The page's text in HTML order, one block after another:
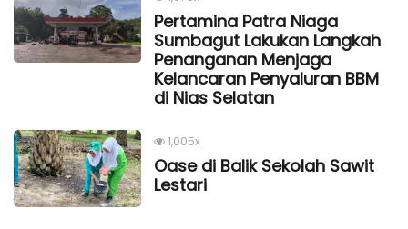
Pertamina Patra Niaga
Sumbagut Lakukan Langkah
Penanganan Menjaga
Kelancaran Penyaluran BBM
di Nias Selatan
1,005x
Oase di Balik Sekolah Sawit
Lestari